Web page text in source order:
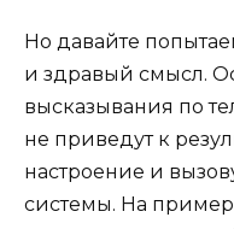
Но давайте
и здравый смысл.
высказывания по
не приведут к
настроение и
системы. На